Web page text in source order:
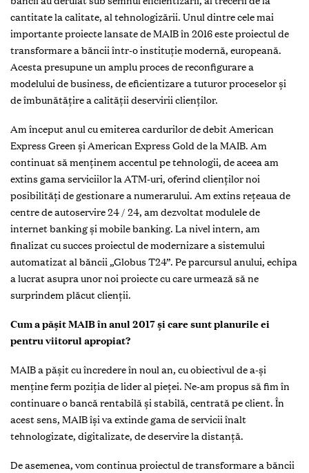
cantitate la calitate, al tehnologizării. Unul dintre cele mai
importante proiecte lansate de MAIB în 2016 este proiectul de
transformare a băncii într-o instituţie modernă, europeană.
Acesta presupune un amplu proces de reconfigurare a
modelului de business, de eficientizare a tuturor proceselor şi
de îmbunătăţire a calităţii deservirii clienţilor.
Am început anul cu emiterea cardurilor de debit American
Express Green şi American Express Gold de la MAIB. Am
continuat să menţinem accentul pe tehnologii, de aceea am
extins gama serviciilor la ATM-uri, oferind clienţilor noi
posibilităţi de gestionare a numerarului. Am extins reţeaua de
centre de autoservire 24 / 24, am dezvoltat modulele de
internet banking şi mobile banking. La nivel intern, am
finalizat cu succes proiectul de modernizare a sistemului
automatizat al băncii „Globus T24”. Pe parcursul anului, echipa
a lucrat asupra unor noi proiecte cu care urmează să ne
surprindem plăcut clienţii.
Cum a pășit MAIB în anul 2017 și care sunt planurile ei
pentru viitorul apropiat?
MAIB a păşit cu încredere în noul an, cu obiectivul de a-şi
menţine ferm poziţia de lider al pieţei. Ne-am propus să fim în
continuare o bancă rentabilă şi stabilă, centrată pe client. În
acest sens, MAIB îşi va extinde gama de servicii înalt
tehnologizate, digitalizate, de deservire la distanţă.
De asemenea, vom continua proiectul de transformare a băncii